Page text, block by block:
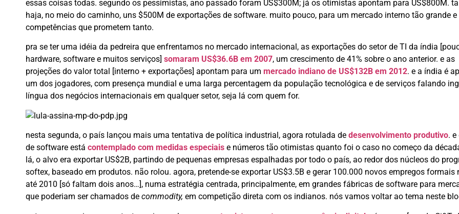
essas coisas todas. segundo os pessimistas, ano passado foram US$300M; já os otimistas apontam para US$800M.
haja, no meio do caminho, uns $500M de exportações de software. muito pouco, para um mercado interno tão grande e
competências que prometem tanto.
pra se ter uma idéia da pedreira que enfrentamos no mercado internacional, as exportações do setor de TI da índia
hardware, software e muitos serviços] somaram US$36.6B em 2007, um crescimento de 41% sobre o ano anterior. e as
projeções do valor total [interno + exportações] apontam para um mercado indiano de US$132B em 2012. e a índia é
um dos jogadores, com presença mundial e uma larga percentagem da população tecnológica e de serviços falando
língua dos negócios internacionais em qualquer setor, seja lá com quem for.
nesta segunda, o país lançou mais uma tentativa de política industrial, agora rotulada de desenvolvimento produtivo. e
de software está contemplado com medidas especiais e números tão otimistas quanto foi o caso no começo da
lá, o alvo era exportar US$2B, partindo de pequenas empresas espalhadas por todo o país, ao redor dos núcleos do
softex, baseado em produtos. não rolou. agora, pretende-se exportar US$3.5B e gerar 100.000 novos empregos formais
até 2010 [só faltam dois anos…], numa estratégia centrada, principalmente, em grandes fábricas de software para
que poderiam ser chamados de commodity, em competição direta com os indianos. nós vamos voltar ao tema neste